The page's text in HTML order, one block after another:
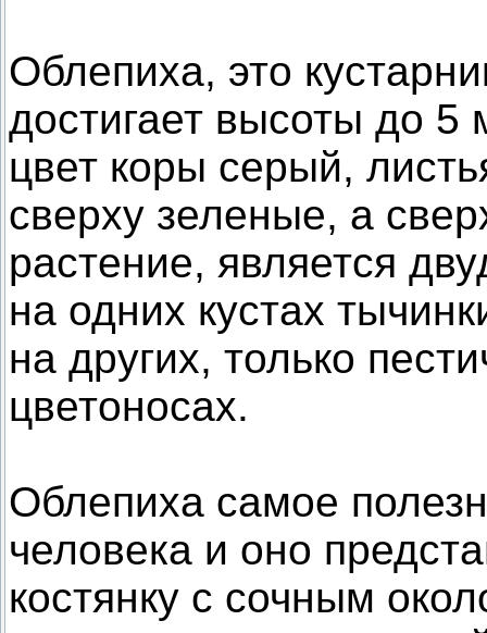
Облепиха, это
достигает высоты до 5
цвет коры серый,
сверху зеленые, а
растение, является
на одних кустах
на других, только
цветоносах.
Облепиха самое
человека и оно
костянку с сочным